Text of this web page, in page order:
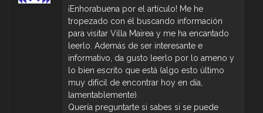
¡Enhorabuena por el artículo! Me he
tropezado con él buscando información
para visitar Villa Mairea y me ha encantado
leerlo. Además de ser interesante e
informativo, da gusto leerlo por lo ameno y
lo bien escrito que está (algo esto último
muy difícil de encontrar hoy en día,
lamentablemente).
Quería preguntarte si sabes si se puede